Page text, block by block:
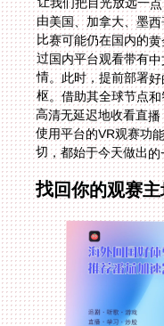
让我们把目光放远一
由美国、加拿大、墨
比赛可能仍在国内的
过国内平台观看带有
情。此时，提前部署
枢。借助其全球节点
高清无延迟地收看直
使用平台的VR观赛
切，都始于今天做出
找回你的观赛